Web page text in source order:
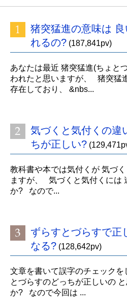
猪突猛進の意味は
れるの? (187,841pv)
あなたは最近 猪突猛進(ちょと
われたと思いますが、 猪突猛
存在しており、 &nbs...
気づくと気付くの違
ちが正しい?
教科書や本では気付くが 気づ
ますが、 気づくと気付くには
か? なので...
ずらすとづらすで正
なる? (128,642pv)
文章を書いて誤字のチェック
とづらすのどっちが正しいの
か? なので今回は ...